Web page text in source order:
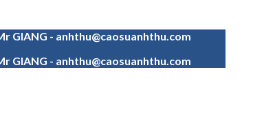
GIANG - anhthu@caosuanhthu.com
GIANG - anhthu@caosuanhthu.com